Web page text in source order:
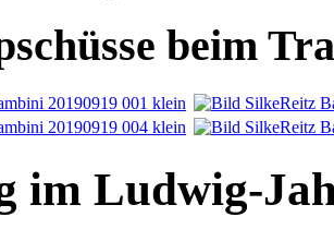
beim
im Ludwig-